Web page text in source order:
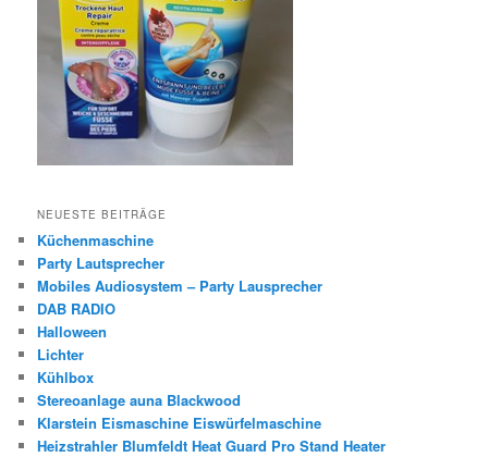
NEUESTE BEITRÄGE
Küchenmaschine
Party Lautsprecher
Mobiles Audiosystem – Party Lausprecher
DAB RADIO
Halloween
Lichter
Kühlbox
Stereoanlage auna Blackwood
Klarstein Eismaschine Eiswürfelmaschine
Heizstrahler Blumfeldt Heat Guard Pro Stand Heater